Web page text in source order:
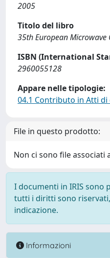
2005
Titolo del libro
35th European Microwave
ISBN (International
2960055128
Appare nelle tipologie:
04.1 Contributo in Atti di
File in questo prodotto:
Non ci sono file associati
I documenti in IRIS sono
tutti i diritti sono
indicazione.
Informazioni